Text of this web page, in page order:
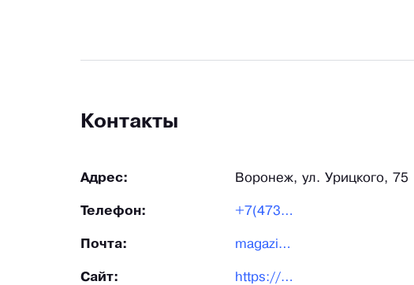
Контакты
Адрес: Воронеж, ул. Урицкого, 75
Телефон: +7(473)207-10-03
Почта: magazin@medik-dom.ru
Сайт: https://medik-dom.ru/